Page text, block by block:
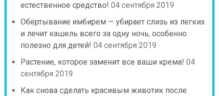
естественное средство! 04 сентября 2019
Обертывание имбирем — убирает слизь из легких
и лечит кашель всего за одну ночь, особенно
полезно для детей! 04 сентября 2019
Растение, которое заменит все ваши крема! 04
сентября 2019
Как снова сделать красивым животик после